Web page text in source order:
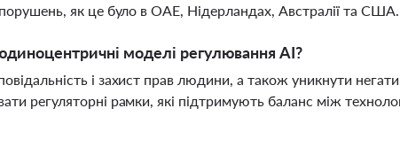
як це було в ОАЕ, Нідерландах, Австралії та США.
моделі регулювання AI?
і захист прав людини, а також уникнути
регуляторні рамки, які підтримують баланс між